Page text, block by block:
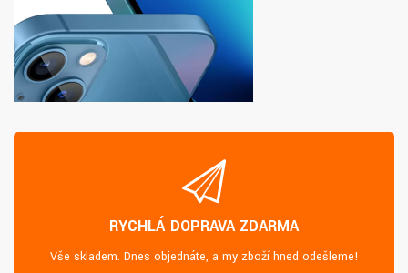
RYCHLÁ DOPRAVA ZDARMA
Vše skladem. Dnes objednáte, a my zboží hned odešleme!